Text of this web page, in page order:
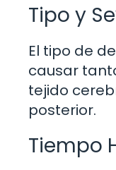
Tipo y
El tipo de
causar
tejido
posterior.
Tiempo